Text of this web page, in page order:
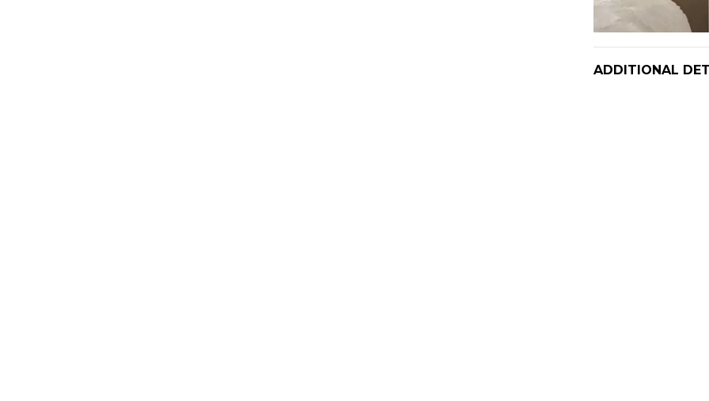
ADDITIONAL